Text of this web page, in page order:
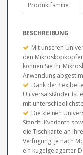
Produktfamilie
BESCHREIBUNG
Mit unseren
den
können Sie Ihr
Anwendung
Dank der flexibel
Universalständer ist
mit
Die kleinen
Standfußvariante
die Tischkante an
Verfügung. Je nach
ein kugelgelagerter